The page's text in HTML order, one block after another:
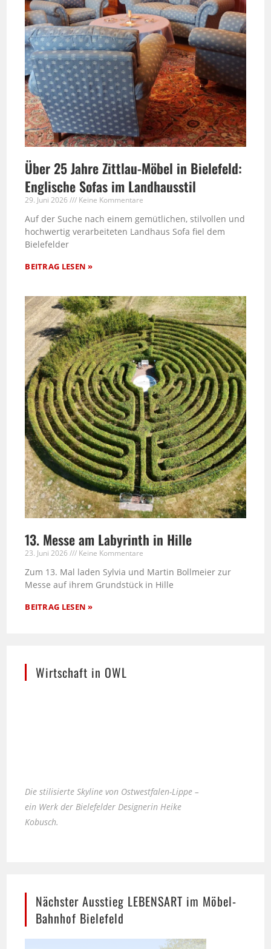
Über 25 Jahre Zittlau-Möbel in Bielefeld:
Englische Sofas im Landhausstil
29. Juni 2026 Keine Kommentare
Auf der Suche nach einem gemütlichen, stilvollen und
hochwertig verarbeiteten Landhaus Sofa fiel dem
Bielefelder
BEITRAG LESEN »
13. Messe am Labyrinth in Hille
23. Juni 2026 Keine Kommentare
Zum 13. Mal laden Sylvia und Martin Bollmeier zur
Messe auf ihrem Grundstück in Hille
BEITRAG LESEN »
Wirtschaft in OWL
Kobusch.